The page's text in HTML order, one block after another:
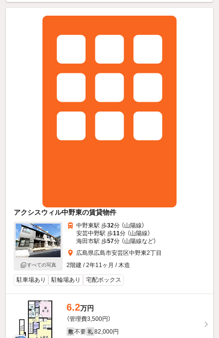
アクシスウィル中野東の賃貸物件
すべての写真
中野東駅 歩32分 （山陽線）
安芸中野駅 歩11分 （山陽線）
海田市駅 歩57分 （山陽線など）
広島県広島市安芸区中野東2丁目
2階建 / 2年11ヶ月 / 木造
駐車場あり 駐輪場あり 宅配ボックス
6.2万円
（管理費3,500円）
敷 不要 礼 82,000円